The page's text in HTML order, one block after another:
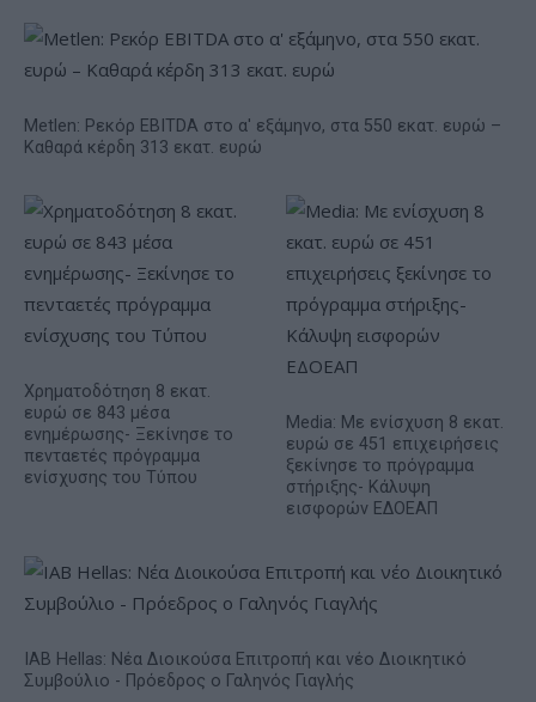
Metlen: Ρεκόρ EBITDA στο α' εξάμηνο, στα 550 εκατ. ευρώ –
Καθαρά κέρδη 313 εκατ. ευρώ
Χρηματοδότηση 8 εκατ.
ευρώ σε 843 μέσα
ενημέρωσης- Ξεκίνησε το
πενταετές πρόγραμμα
ενίσχυσης του Τύπου
Media: Με ενίσχυση 8 εκατ.
ευρώ σε 451 επιχειρήσεις
ξεκίνησε το πρόγραμμα
στήριξης- Κάλυψη
εισφορών ΕΔΟΕΑΠ
IAB Hellas: Νέα Διοικούσα Επιτροπή και νέο Διοικητικό
Συμβούλιο - Πρόεδρος ο Γαληνός Γιαγλής